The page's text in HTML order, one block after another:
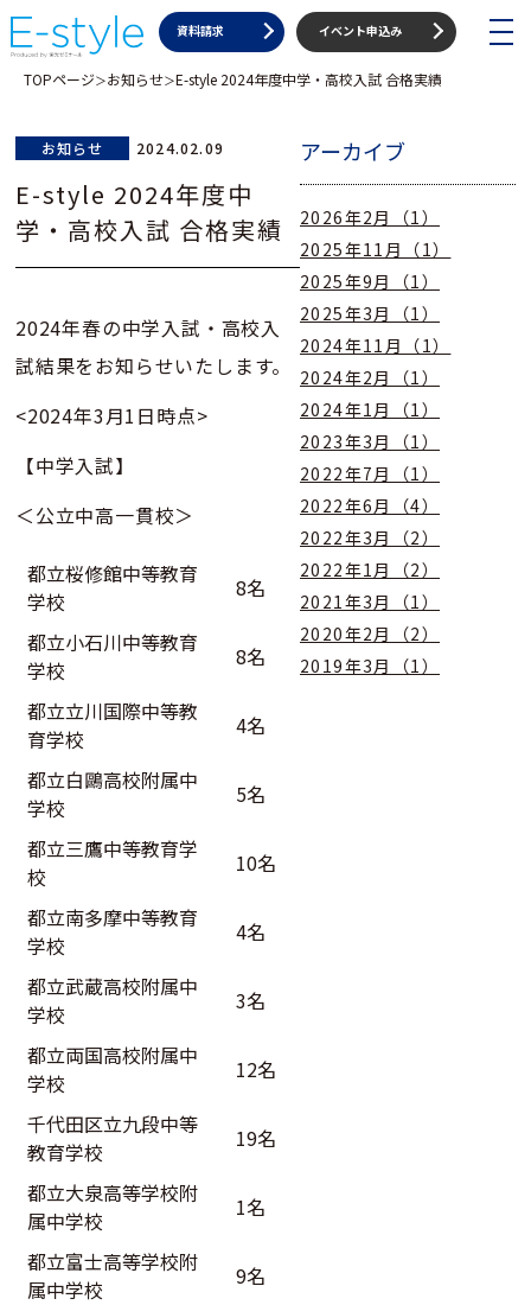
toggle
資料請求 イベント申込み
TOPページ＞お知らせ＞E-style 2024年度中学・高校入試 合格実績
お知らせ 2024.02.09
E-style 2024年度中
学・高校入試 合格実績
2024年春の中学入試・高校入
試結果をお知らせいたします。
<2024年3月1日時点>
【中学入試】
＜公立中高一貫校＞
都立桜修館中等教育
学校
8名
都立小石川中等教育
学校
8名
都立立川国際中等教
育学校
4名
都立白鷗高校附属中
学校
5名
都立三鷹中等教育学
校
10名
都立南多摩中等教育
学校
4名
都立武蔵高校附属中
学校
3名
都立両国高校附属中
学校
12名
千代田区立九段中等
教育学校
19名
都立大泉高等学校附
属中学校
1名
都立富士高等学校附
属中学校
9名
アーカイブ
2026年2月（1）
2025年11月（1）
2025年9月（1）
2025年3月（1）
2024年11月（1）
2024年2月（1）
2024年1月（1）
2023年3月（1）
2022年7月（1）
2022年6月（4）
2022年3月（2）
2022年1月（2）
2021年3月（1）
2020年2月（2）
2019年3月（1）